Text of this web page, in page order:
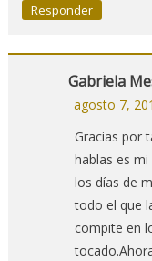
Responder
Gabriela
agosto 7,
Gracias por
hablas es
los días de
todo el que
compite en